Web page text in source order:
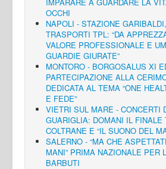
OCCHI
NAPOLI - STAZIONE
TRASPORTI TPL: “DA
VALORE PROFESSIONALE E
GUARDIE GIURATE”
MONTORO - BORGOSALUS XI
PARTECIPAZIONE ALLA
DEDICATA AL TEMA “ONE
E FEDE”
VIETRI SUL MARE - CONCERTI
GUARIGLIA: DOMANI IL FINALE
COLTRANE E “IL SUONO DEL
SALERNO - “MA CHE
MANI” PRIMA NAZIONALE PER
BARBUTI